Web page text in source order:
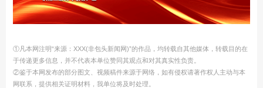
①凡本网注明“来源：XXX(非包头新闻网)”的作品，均转载自其他媒体，转载目的在
于传递更多信息，并不代表本单位赞同其观点和对其真实性负责。
②鉴于本网发布的部分图文、视频稿件来源于网络，如有侵权请著作权人主动与本
网联系，提供相关证明材料，我单位将及时处理。